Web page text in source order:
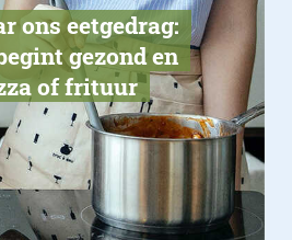
ons eetgedrag:
gezond en
of frituur